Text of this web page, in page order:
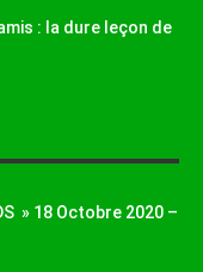
: la dure leçon de
» 18 Octobre 2020 –